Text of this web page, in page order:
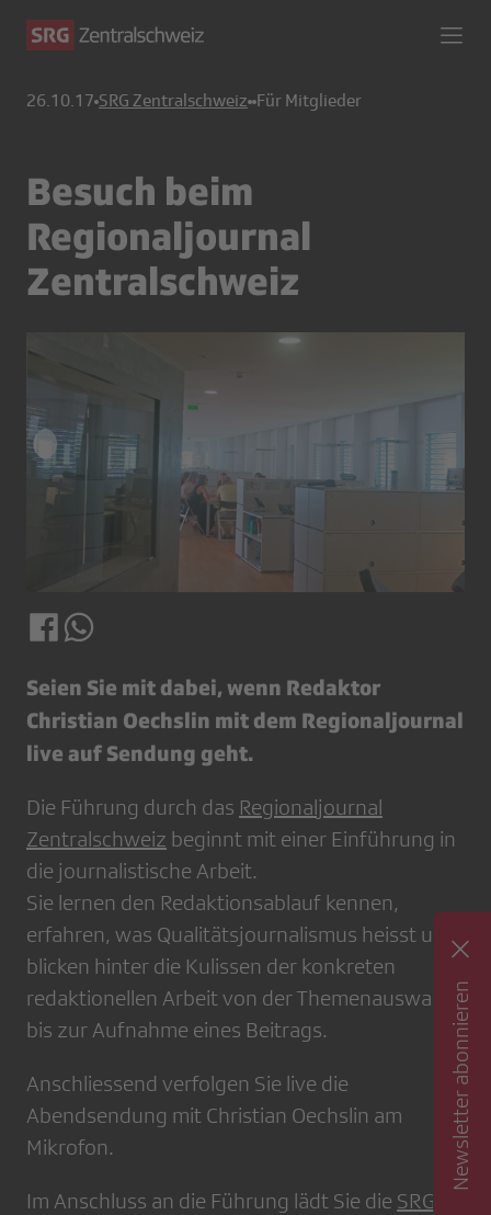
26.10.17 SRG Zentralschweiz Für Mitglieder
Besuch beim
Regionaljournal
Zentralschweiz
Seien Sie mit dabei, wenn Redaktor
Christian Oechslin mit dem Regionaljournal
live auf Sendung geht.
Die Führung durch das Regionaljournal
Zentralschweiz beginnt mit einer Einführung in
die journalistische Arbeit.
Sie lernen den Redaktionsablauf kennen,
erfahren, was Qualitätsjournalismus heisst und
blicken hinter die Kulissen der konkreten
redaktionellen Arbeit von der Themenauswahl
bis zur Aufnahme eines Beitrags.
Anschliessend verfolgen Sie live die
Abendsendung mit Christian Oechslin am
Mikrofon.
Im Anschluss an die Führung lädt Sie die SRG
Newsletter abonnieren